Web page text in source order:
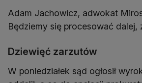
Adam Jachowicz, adwokat
Będziemy się procesować dalej,
Dziewięć zarzutów
W poniedziałek sąd ogłosił